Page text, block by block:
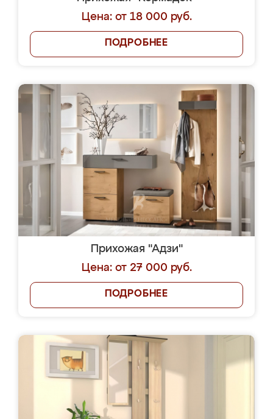
Цена: от 18 000 руб.
ПОДРОБНЕЕ
Прихожая "Адзи"
Цена: от 27 000 руб.
ПОДРОБНЕЕ